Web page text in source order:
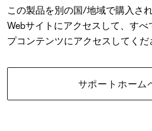
この製品を別の国/地域で購入さ
Webサイトにアクセスして、す
プコンテンツにアクセスしてくだ
サポートホーム